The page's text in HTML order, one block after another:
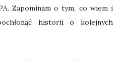
Zapominam o tym, co wiem i
historii o kolejnych